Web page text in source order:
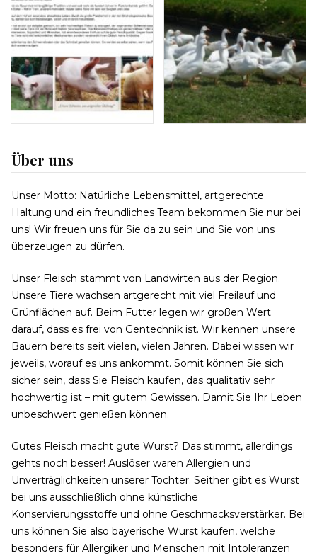
Über uns
Unser Motto: Natürliche Lebensmittel, artgerechte
Haltung und ein freundliches Team bekommen Sie nur bei
uns! Wir freuen uns für Sie da zu sein und Sie von uns
überzeugen zu dürfen.
Unser Fleisch stammt von Landwirten aus der Region.
Unsere Tiere wachsen artgerecht mit viel Freilauf und
Grünflächen auf. Beim Futter legen wir großen Wert
darauf, dass es frei von Gentechnik ist. Wir kennen unsere
Bauern bereits seit vielen, vielen Jahren. Dabei wissen wir
jeweils, worauf es uns ankommt. Somit können Sie sich
sicher sein, dass Sie Fleisch kaufen, das qualitativ sehr
hochwertig ist – mit gutem Gewissen. Damit Sie Ihr Leben
unbeschwert genießen können.
Gutes Fleisch macht gute Wurst? Das stimmt, allerdings
gehts noch besser! Auslöser waren Allergien und
Unverträglichkeiten unserer Tochter. Seither gibt es Wurst
bei uns ausschließlich ohne künstliche
Konservierungsstoffe und ohne Geschmacksverstärker. Bei
uns können Sie also bayerische Wurst kaufen, welche
besonders für Allergiker und Menschen mit Intoleranzen